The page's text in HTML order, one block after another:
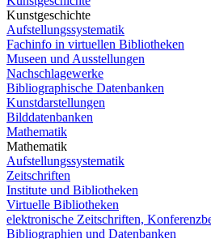
Kunstgeschichte
Aufstellungssystematik
Fachinfo in virtuellen Bibliotheken
Museen und Ausstellungen
Nachschlagewerke
Bibliographische Datenbanken
Kunstdarstellungen
Bilddatenbanken
Mathematik
Mathematik
Aufstellungssystematik
Zeitschriften
Institute und Bibliotheken
Virtuelle Bibliotheken
elektronische Zeitschriften,
Bibliographien und Datenbanken